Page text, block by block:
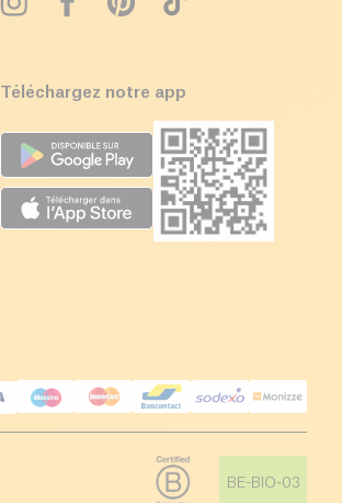
Téléchargez notre app
BE-BIO-03